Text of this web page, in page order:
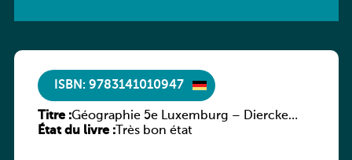
ISBN: 9783141010947
Titre :Géographie 5e Luxemburg – Diercke
Praxis
État du livre :Très bon état